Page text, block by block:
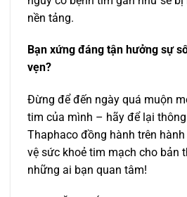
nền tảng.
Bạn xứng đáng tận hưởng sự
vẹn?
Đừng để đến ngày quá muộn
tim của mình – hãy để lại
Thaphaco đồng hành trên
vệ sức khoẻ tim mạch cho bản
những ai bạn quan tâm!